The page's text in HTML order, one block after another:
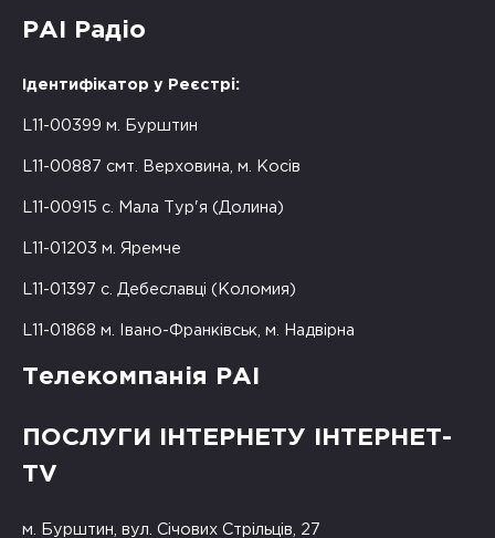
РАІ Радіо
Ідентифікатор у Реєстрі:
L11-00399 м. Бурштин
L11-00887 смт. Верховина, м. Косів
L11-00915 с. Мала Тур'я (Долина)
L11-01203 м. Яремче
L11-01397 с. Дебеславці (Коломия)
L11-01868 м. Івано-Франківськ, м. Надвірна
Телекомпанія РАІ
ПОСЛУГИ ІНТЕРНЕТУ ІНТЕРНЕТ-
TV
м. Бурштин, вул. Січових Стрільців, 27